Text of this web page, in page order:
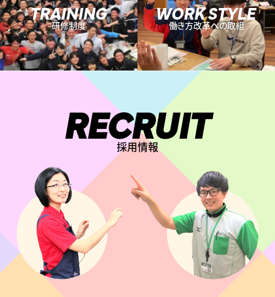
TRAINING
研修制度
WORK STYLE
働き方改革への取組
RECRUIT
採用情報